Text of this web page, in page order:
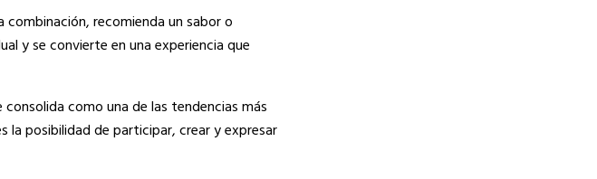
combinación, recomienda un sabor o
y se convierte en una experiencia que
como una de las tendencias más
la posibilidad de participar, crear y expresar